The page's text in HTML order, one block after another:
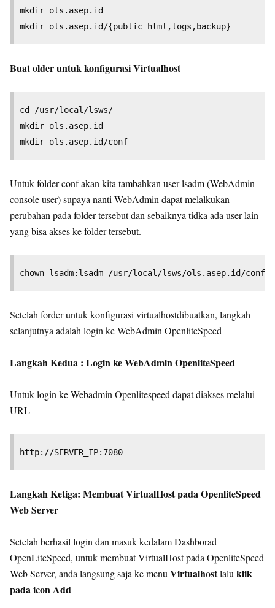
mkdir ols.asep.id
Buat older untuk konfigurasi Virtualhost
cd /usr/local/lsws/
mkdir ols.asep.id
Untuk folder conf akan kita tambahkan user lsadm (WebAdmin
console user) supaya nanti WebAdmin dapat melalkukan
perubahan pada folder tersebut dan sebaiknya tidka ada user lain
yang bisa akses ke folder tersebut.
chown lsadm:lsadm /usr/local/lsws/ols.asep.id/conf
Setelah forder untuk konfigurasi virtualhostdibuatkan, langkah
selanjutnya adalah login ke WebAdmin OpenliteSpeed
Langkah Kedua : Login ke WebAdmin OpenliteSpeed
Untuk login ke Webadmin Openlitespeed dapat diakses melalui
URL
http://SERVER_IP:7080
Langkah Ketiga: Membuat VirtualHost pada OpenliteSpeed
Web Server
Setelah berhasil login dan masuk kedalam Dashborad
OpenLiteSpeed, untuk membuat VirtualHost pada OpenliteSpeed
Web Server, anda langsung saja ke menu Virtualhostlalu klik
pada icon Add